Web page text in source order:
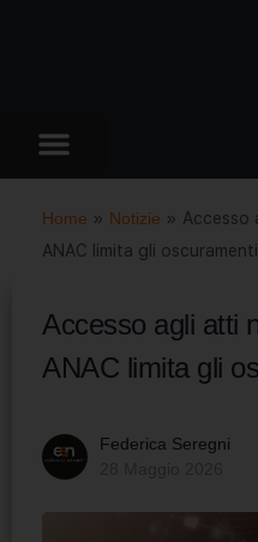
Home » Notizie » Accesso
ANAC limita gli oscuramenti
Accesso agli atti
ANAC limita gli
Federica Seregni